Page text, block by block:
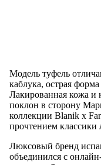
Модель туфель
каблука, острая
Лакированная кожа и
поклон в сторону
коллекции Blanik x
прочтением классики
Люксовый бренд
объединился с